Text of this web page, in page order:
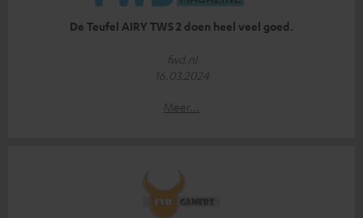
De Teufel AIRY TWS 2 doen heel veel goed.
fwd.nl
16.03.2024
Meer...